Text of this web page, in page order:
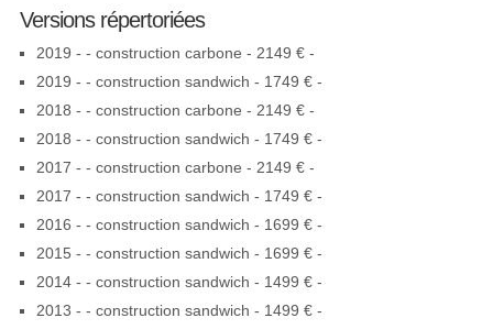
Versions répertoriées
2019 - - construction carbone - 2149 € -
2019 - - construction sandwich - 1749 € -
2018 - - construction carbone - 2149 € -
2018 - - construction sandwich - 1749 € -
2017 - - construction carbone - 2149 € -
2017 - - construction sandwich - 1749 € -
2016 - - construction sandwich - 1699 € -
2015 - - construction sandwich - 1699 € -
2014 - - construction sandwich - 1499 € -
2013 - - construction sandwich - 1499 € -